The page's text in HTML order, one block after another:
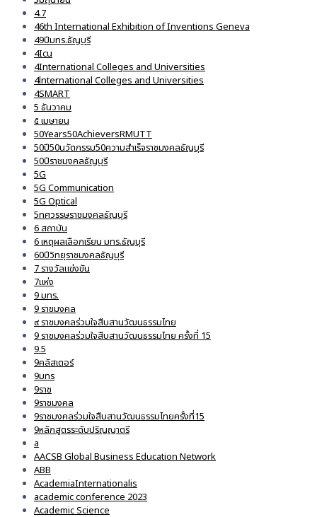
4.7
46th International Exhibition of Inventions Geneva
49ปีมทร.ธัญบุรี
4Icu
4International Colleges and Universities
4lnternational Colleges and Universities
4SMART
5 ธันวาคม
๕ เมษายน
50Years50AchieversRMUTT
50ปี50นวัตกรรม50ความสำเร็จราชมงคลธัญบุรี
50ปีราชมงคลธัญบุรี
5G
5G Communication
5G Optical
5ทศวรรษราชมงคลธัญบุรี
6 สถาบัน
6 เหตุผลเลือกเรียน มทร.ธัญบุรี
60ปีวิทยุราชมงคลธัญบุรี
7 รางวัลแข่งขัน
7แห่ง
9 มทร.
9 ราชมงคล
๙ ราชมงคลร่วมใจสืบสานวัฒนธรรมไทย
9 ราชมงคลร่วมใจสืบสานวัฒนธรรมไทย ครั้งที่ 15
9.5
9คลัสเตอร์
9มทร
9ราช
9ราชมงคล
9ราชมงคลร่วมใจสืบสานวัฒนธรรมไทยครั้งที่15
9หลักสูตรระดับปริญญาตรี
a
AACSB Global Business Education Network
ABB
AcademiaInternationalis
academic conference 2023
Academic Science